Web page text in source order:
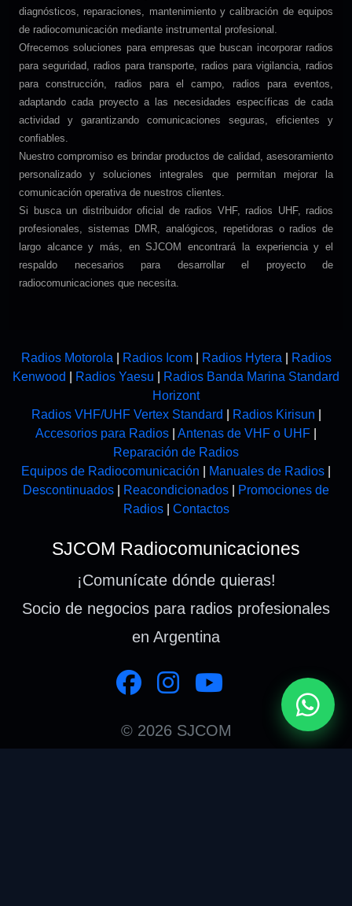
diagnósticos, reparaciones, mantenimiento y calibración de equipos
de radiocomunicación mediante instrumental profesional.
Ofrecemos soluciones para empresas que buscan incorporar radios
para seguridad, radios para transporte, radios para vigilancia, radios
para construcción, radios para el campo, radios para eventos,
adaptando cada proyecto a las necesidades específicas de cada
actividad y garantizando comunicaciones seguras, eficientes y
confiables.
Nuestro compromiso es brindar productos de calidad, asesoramiento
personalizado y soluciones integrales que permitan mejorar la
comunicación operativa de nuestros clientes.
Si busca un distribuidor oficial de radios VHF, radios UHF, radios
profesionales, sistemas DMR, analógicos, repetidoras o radios de
largo alcance y más, en SJCOM encontrará la experiencia y el
respaldo necesarios para desarrollar el proyecto de
radiocomunicaciones que necesita.
Radios Motorola Radios Icom| Radios Hytera
Radios
Kenwood
Radios Yaesu
Radios Banda Marina Standard
Horizont
Radios VHF/UHF Vertex Standard
Radios Kirisun
Accesorios para Radios
Antenas de VHF o UHF
Reparación de Radios
Equipos de Radiocomunicación
Manuales de Radios
Descontinuados
Reacondicionados
Promociones de
Radios| Contactos
SJCOM Radiocomunicaciones
¡Comunícate dónde quieras!
Socio de negocios para radios profesionales
en Argentina
© 2026 SJCOM